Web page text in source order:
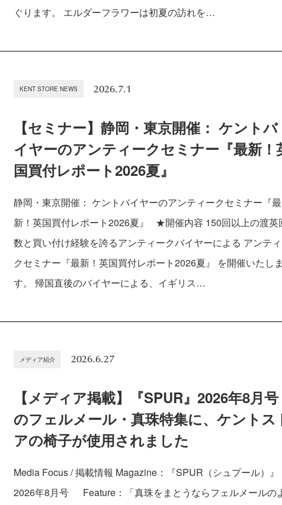
ぐります。 エルダーフラワーは初夏の訪れを…
KENT STORE NEWS 2026.7.1
【セミナー】静岡・東京開催： ケントバ
イヤーのアンティークセミナー『最新！
国買付レポート2026夏』
静岡・東京開催： ケントバイヤーのアンティークセミナー『最
新！英国買付レポート2026夏』 ★開催内容 150回以上の渡英
数と買い付け経験を誇るアンティークバイヤーによる アンテ
クセミナー『最新！英国買付レポート2026夏』 を開催いたしま
す。 帰国直後のバイヤーによる、イギリス…
メディア紹介 2026.6.27
【メディア掲載】『SPUR』2026年8月号
のフェルメール・真珠特集に、ケントス
アの椅子が使用されました
Media Focus / 掲載情報 Magazine：『SPUR（シュプール）』
2026年8月号 Feature：「真珠をまとうならフェルメールの